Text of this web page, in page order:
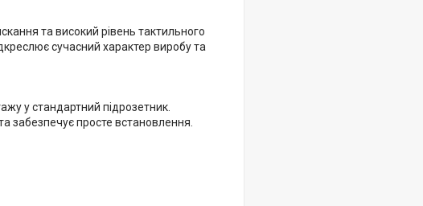
та високий рівень тактильного
сучасний характер виробу та
у стандартний підрозетник.
забезпечує просте встановлення.